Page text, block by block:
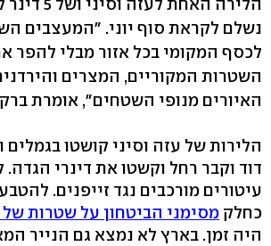
נשלם לקראת סוף יוני. "המעצבים
לכסף המקומי בכל אזור מבלי להפר
השטרות המקוריים, המצרים
האיורים מנופי השטחים", אומרת
הלירות של עזה וסיני קושטו בגמלים
דוד וקבר רחל וקשטו את דינרי הגדה.
עיטורים מורכבים נגד זייפנים.
כחלק מסימני הביטחון על שטרות
היה זמן. בארץ לא נמצא גם הנייר